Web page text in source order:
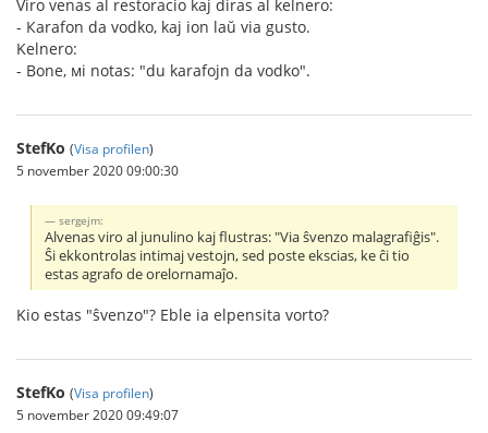
Viro venas al restoracio kaj diras al kelnero:
- Кarafon da vodko, kaj ion laŭ via gusto.
Kelnero:
- Bone, мi notаs: "du karafojn da vodko".
StefKo (Visa profilen)
5 november 2020 09:00:30
sergejm:
Alvenas viro al junulino kaj flustras: "Via ŝvenzo malagrafiĝis".
Ŝi ekkontrolas intimaj vestojn, sed poste ekscias, ke ĉi tio
estas agrafo de orelornamaĵo.
Kio estas "ŝvenzo"? Eble ia elpensita vorto?
StefKo (Visa profilen)
5 november 2020 09:49:07